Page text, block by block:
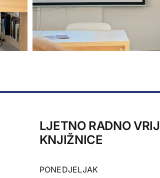
LJETNO RADNO
KNJIŽNICE
PONEDJELJAK